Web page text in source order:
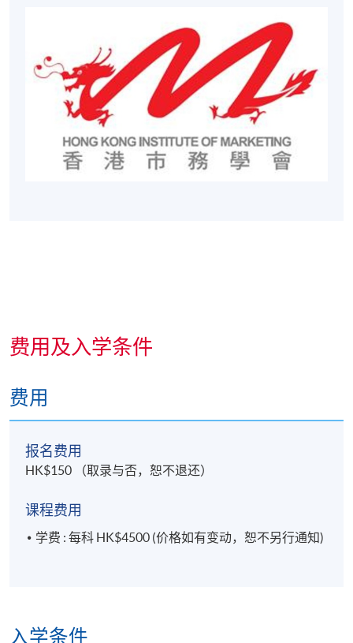
报名代码 2435-MK037B
现时接受报名
费用及入学条件
费用
报名费用
HK$150 （取录与否，恕不退还）
课程费用
学费 : 每科 HK$4500 (价格如有变动，恕不另行通知)
入学条件